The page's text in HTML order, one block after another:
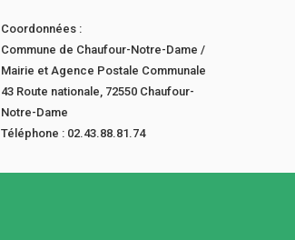
Coordonnées :
Commune de Chaufour-Notre-Dame /
Mairie et Agence Postale Communale
43 Route nationale, 72550 Chaufour-
Notre-Dame
Téléphone : 02.43.88.81.74